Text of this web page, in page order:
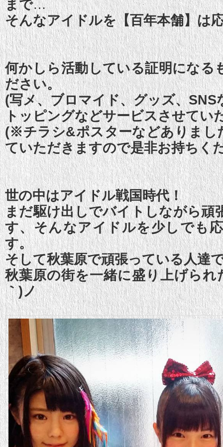
まで…
そんなアイドルを【百年本舗】は
何かしら活動している証明になる
ださい。
(写メ、ブロマイド、グッズ、SNS
トッピングなどサービスさせてい
(※チラシ&ポスターなどありまし
ていただきますので是非お持ちく
世の中はアイドル戦国時代！
まだ駆け出しでバイトしながら頑
す、そんなアイドルを少しでも
す。
そして秋葉原で頑張っている人達
秋葉原の街を一緒に盛り上げら
｀)ノ